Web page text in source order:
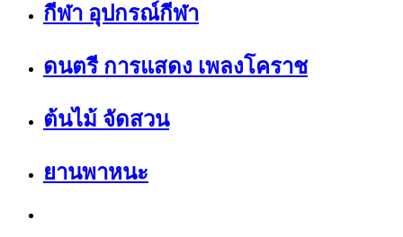
กีฬา อุปกรณ์กีฬา
ดนตรี การแสดง เพลงโคราช
ต้นไม้ จัดสวน
ยานพาหนะ